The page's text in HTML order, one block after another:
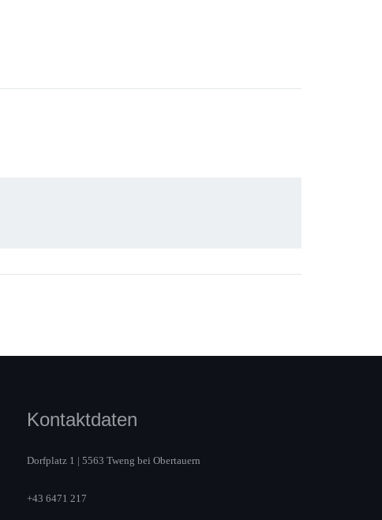
Kontaktdaten
Dorfplatz 1 | 5563 Tweng bei Obertauern
+43 6471 217